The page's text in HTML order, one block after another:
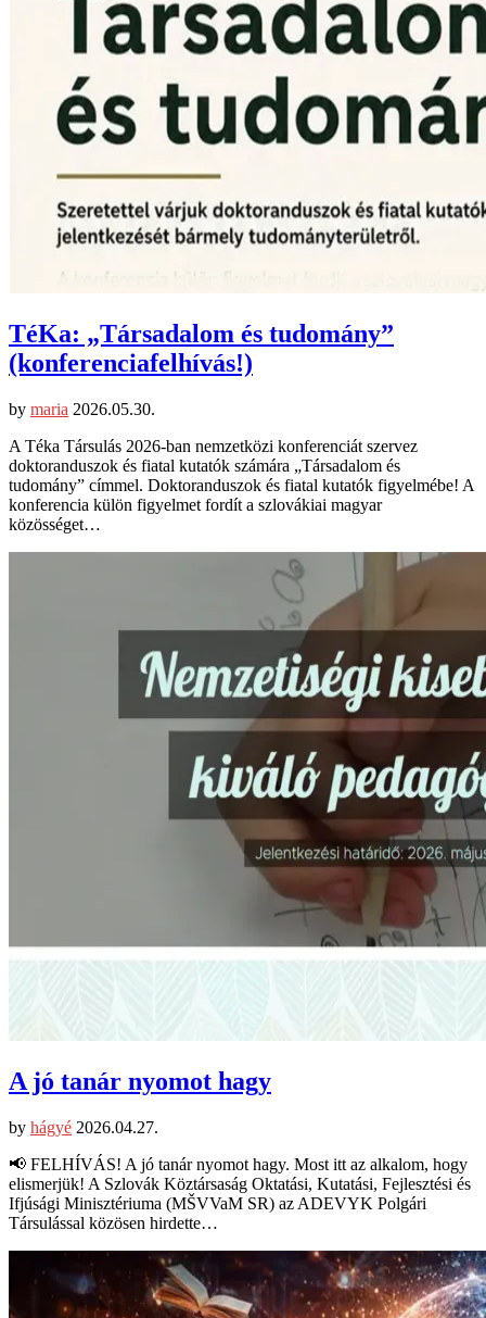
TéKa: „Társadalom és tudomány”
(konferenciafelhívás!)
by maria 2026.05.30.
A Téka Társulás 2026-ban nemzetközi konferenciát szervez
doktoranduszok és fiatal kutatók számára „Társadalom és
tudomány” címmel. Doktoranduszok és fiatal kutatók figyelmébe! A
konferencia külön figyelmet fordít a szlovákiai magyar
közösséget…
A jó tanár nyomot hagy
by hágyé 2026.04.27.
📢 FELHÍVÁS! A jó tanár nyomot hagy. Most itt az alkalom, hogy
elismerjük! A Szlovák Köztársaság Oktatási, Kutatási, Fejlesztési és
Ifjúsági Minisztériuma (MŠVVaM SR) az ADEVYK Polgári
Társulással közösen hirdette…